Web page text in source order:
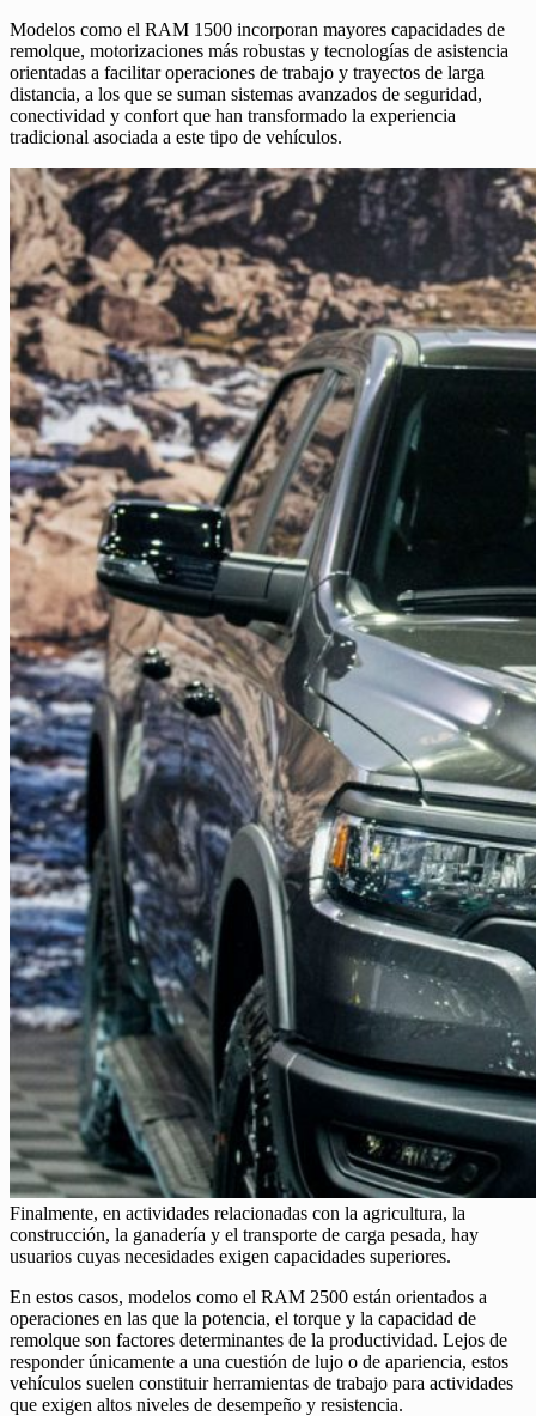
Modelos como el RAM 1500 incorporan mayores capacidades de
remolque, motorizaciones más robustas y tecnologías de asistencia
orientadas a facilitar operaciones de trabajo y trayectos de larga
distancia, a los que se suman sistemas avanzados de seguridad,
conectividad y confort que han transformado la experiencia
tradicional asociada a este tipo de vehículos.
Finalmente, en actividades relacionadas con la agricultura, la
construcción, la ganadería y el transporte de carga pesada, hay
usuarios cuyas necesidades exigen capacidades superiores.
En estos casos, modelos como el RAM 2500 están orientados a
operaciones en las que la potencia, el torque y la capacidad de
remolque son factores determinantes de la productividad. Lejos de
responder únicamente a una cuestión de lujo o de apariencia, estos
vehículos suelen constituir herramientas de trabajo para actividades
que exigen altos niveles de desempeño y resistencia.